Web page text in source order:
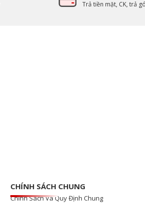
Trả tiền mặt, CK, trả
CHÍNH SÁCH CHUNG
Chính Sách Và Quy Định Chung